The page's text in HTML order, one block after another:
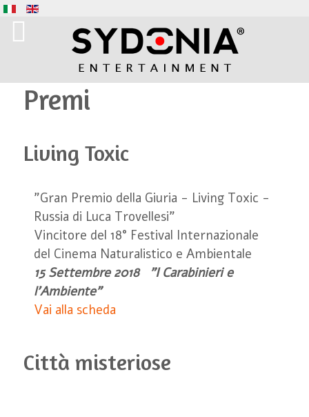
Premi
Living Toxic
"Gran Premio della Giuria - Living Toxic -
Russia di Luca Trovellesi"
Vincitore del 18° Festival Internazionale
del Cinema Naturalistico e Ambientale
15 Settembre 2018 "I Carabinieri e
l'Ambiente"
Vai alla scheda
Città misteriose